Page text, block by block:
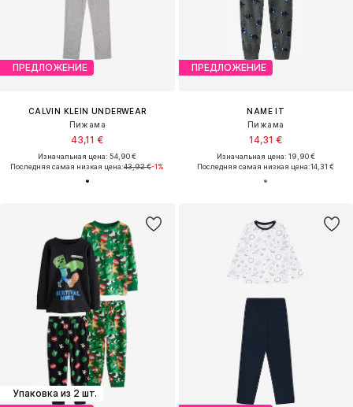
ПРЕДЛОЖЕНИЕ
CALVIN KLEIN UNDERWEAR
Пижама
43,11 €
Изначальная цена: 54,90 €
Последняя самая низкая цена:43,92 €-1%
ПРЕДЛОЖЕНИЕ
NAME IT
Пижама
14,31 €
Изначальная цена: 19,90 €
Последняя самая низкая цена:14,31 €
Упаковка из 2 шт.